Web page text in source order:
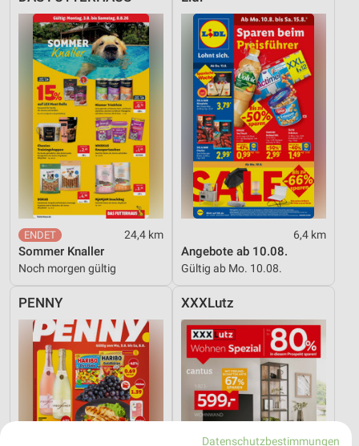
24,4 km
Sommer Knaller
Noch morgen gültig
6,4 km
Angebote ab 10.08.
Gültig ab Mo. 10.08.
PENNY XXXLutz
Datenschutzbestimmungen